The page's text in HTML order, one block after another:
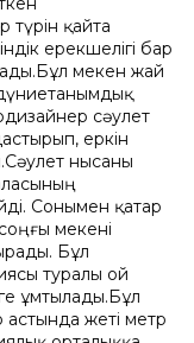
түрін қайта
ерекшелігі бар
мекен жай
сəулет
еркін
нысаны
Сонымен қатар
мекені
Бұл
туралы ой
ұмтылады.Бұл
астында жеті метр